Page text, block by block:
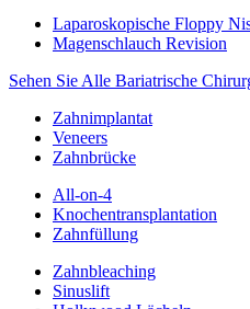
Laparoskopische Floppy
Magenschlauch Revision
Sehen Sie Alle Bariatrische
Zahnimplantat
Veneers
Zahnbrücke
All-on-4
Knochentransplantation
Zahnfüllung
Zahnbleaching
Sinuslift